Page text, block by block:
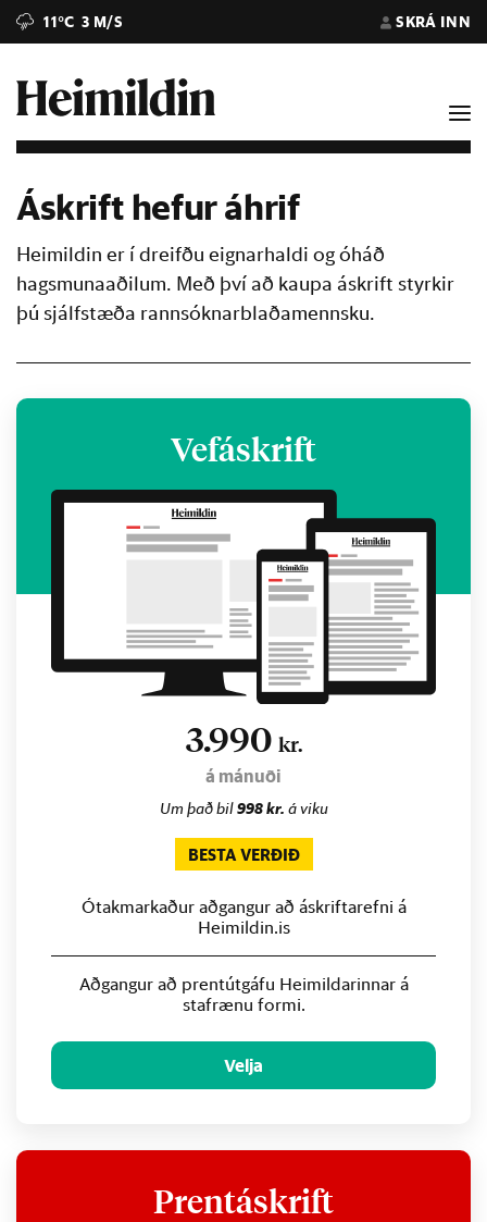
11°C 3 M/S SKRÁ INN
Áskrift hefur áhrif
Heimildin er í dreifðu eignarhaldi og óháð
hagsmunaaðilum. Með því að kaupa áskrift styrkir
þú sjálfstæða rannsóknarblaðamennsku.
Vefáskrift
3.990 kr.
á mánuði
Um það bil998 kr. á viku
BESTA VERÐIÐ
Ótakmarkaður aðgangur að áskriftarefni á
Heimildin.is
Aðgangur að prentútgáfu Heimildarinnar á
stafrænu formi.
Velja
Prentáskrift